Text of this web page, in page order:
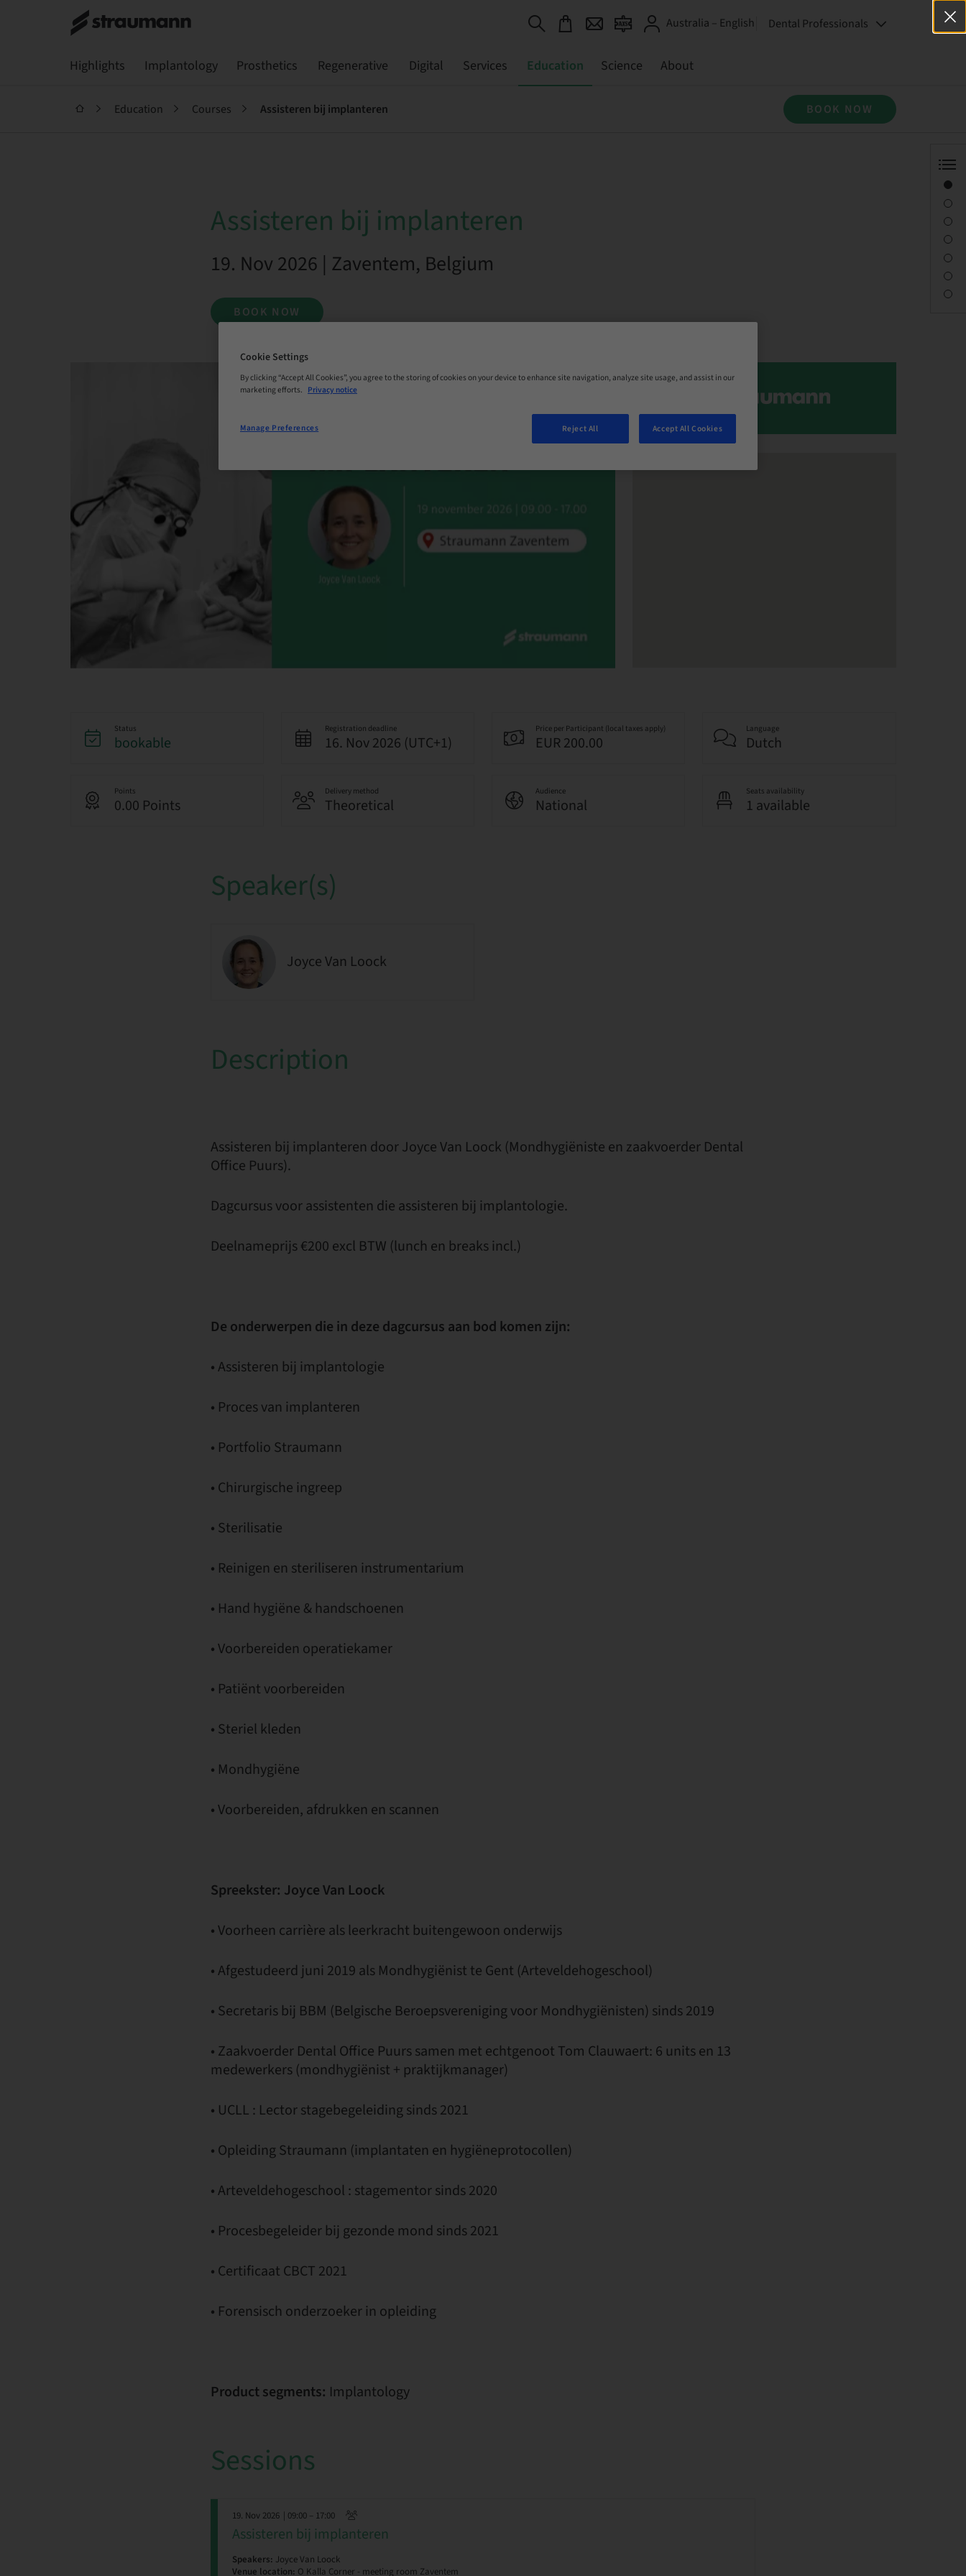
Australia – English Dental Professionals
Highlights Implantology Prosthetics Regenerative Digital Services Education Science About
Education Courses Assisteren bij implanteren BOOK NOW
Assisteren bij implanteren
19. Nov 2026 | Zaventem, Belgium
BOOK NOW
Status
bookable
Registration deadline
16. Nov 2026 (UTC+1)
Price per Participant (local taxes apply)
EUR 200.00
Language
Dutch
Points
0.00 Points
Delivery method
Theoretical
Audience
National
Seats availability
1 available
Speaker(s)
Joyce Van Loock
Description
Assisteren bij implanteren door Joyce Van Loock (Mondhygiëniste en zaakvoerder Dental
Office Puurs).
Dagcursus voor assistenten die assisteren bij implantologie.
Deelnameprijs €200 excl BTW (lunch en breaks incl.)
De onderwerpen die in deze dagcursus aan bod komen zijn:
• Assisteren bij implantologie
• Proces van implanteren
• Portfolio Straumann
• Chirurgische ingreep
• Sterilisatie
• Reinigen en steriliseren instrumentarium
• Hand hygiëne & handschoenen
• Voorbereiden operatiekamer
• Patiënt voorbereiden
• Steriel kleden
• Mondhygiëne
• Voorbereiden, afdrukken en scannen
Spreekster: Joyce Van Loock
• Voorheen carrière als leerkracht buitengewoon onderwijs
• Afgestudeerd juni 2019 als Mondhygiënist te Gent (Arteveldehogeschool)
• Secretaris bij BBM (Belgische Beroepsvereniging voor Mondhygiënisten) sinds 2019
• Zaakvoerder Dental Office Puurs samen met echtgenoot Tom Clauwaert: 6 units en 13
medewerkers (mondhygiënist + praktijkmanager)
• UCLL : Lector stagebegeleiding sinds 2021
• Opleiding Straumann (implantaten en hygiëneprotocollen)
• Arteveldehogeschool : stagementor sinds 2020
• Procesbegeleider bij gezonde mond sinds 2021
• Certificaat CBCT 2021
• Forensisch onderzoeker in opleiding
Product segments: Implantology
Sessions
19. Nov 2026 | 09:00 – 17:00
Assisteren bij implanteren
Speakers: Joyce Van Loock
Venue location: O Kalla Corner - meeting room Zaventem
Cookie Settings
By clicking “Accept All Cookies”, you agree to the storing of cookies on your device to enhance site navigation, analyze site usage, and assist in our
marketing efforts. Privacy notice
Reject All Accept All Cookies
Manage Preferences